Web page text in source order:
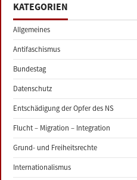
KATEGORIEN
Allgemeines
Antifaschismus
Bundestag
Datenschutz
Entschädigung der Opfer des NS
Flucht – Migration – Integration
Grund- und Freiheitsrechte
Internationalismus